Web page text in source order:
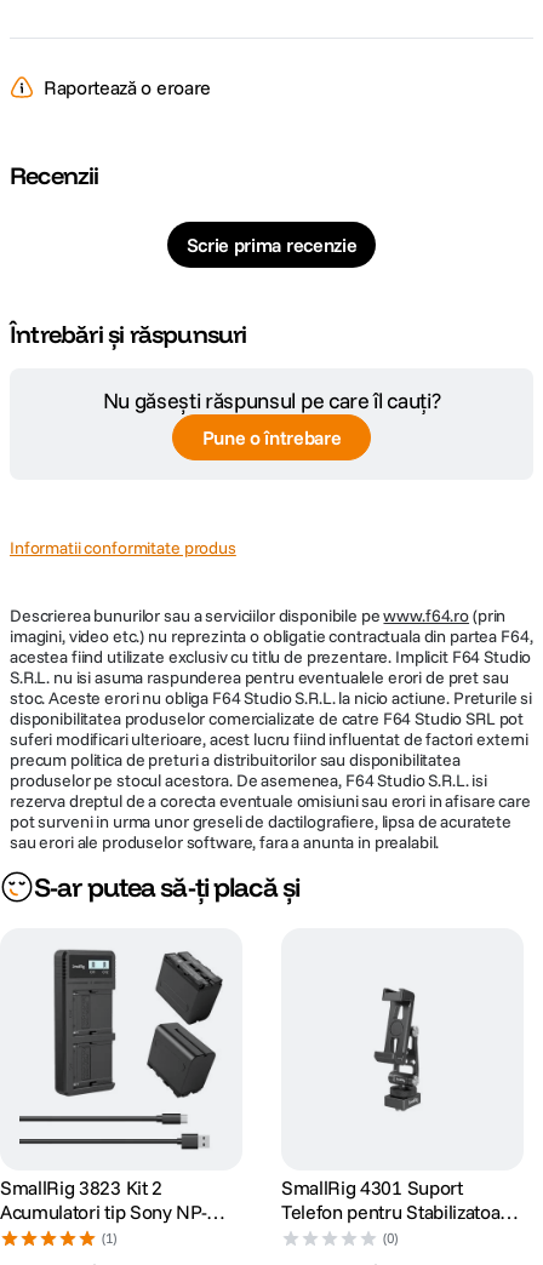
Raportează o eroare
Recenzii
Scrie prima recenzie
Întrebări și răspunsuri
Nu găsești răspunsul pe care îl cauți?
Pune o întrebare
Informatii conformitate produs
Descrierea bunurilor sau a serviciilor disponibile pewww.f64.ro(prin
imagini, video etc.) nu reprezinta o obligatie contractuala din partea F64,
acestea fiind utilizate exclusiv cu titlu de prezentare. Implicit F64 Studio
S.R.L. nu isi asuma raspunderea pentru eventualele erori de pret sau
stoc. Aceste erori nu obliga F64 Studio S.R.L. la nicio actiune. Preturile si
disponibilitatea produselor comercializate de catre F64 Studio SRL pot
suferi modificari ulterioare, acest lucru fiind influentat de factori externi
precum politica de preturi a distribuitorilor sau disponibilitatea
produselor pe stocul acestora. De asemenea, F64 Studio S.R.L. isi
rezerva dreptul de a corecta eventuale omisiuni sau erori in afisare care
pot surveni in urma unor greseli de dactilografiere, lipsa de acuratete
sau erori ale produselor software, fara a anunta in prealabil.
S-ar putea să-ți placă și
SmallRig 3823 Kit 2
Acumulatori tip Sony NP-
F970 si Incarcator
(1)
SmallRig 4301 Suport
Telefon pentru Stabilizatoare
DJI
(0)